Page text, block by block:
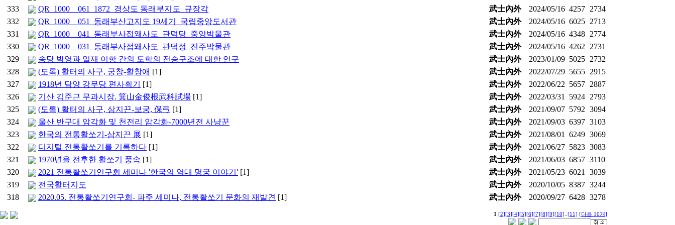
333
QR_1000__061_1872_경상도 동래부지도_규장각 武士內外 2024/05/16 4257
2734
332
QR_1000__051_동래부산고지도 19세기_국립중앙도서관 武士內外 2024/05/16 6025
2713
331
QR_1000__041_동래부사접왜사도_관덕당_중앙박물관 武士內外 2024/05/16 4348
2774
330
QR_1000__031_동래부사접왜사도_관덕정_진주박물관 武士內外 2024/05/16 4262
2731
329
송당 박영과 일재 이항 간의 도학의 전승구조에 대한 연구 武士內外 2023/01/09 5025
2732
328
(도록) 활터의 사구, 궁창-활창애 [1] 武士內外 2022/07/29 5655
2915
327
1918년 담양 강무당 편사획기 [1] 武士內外 2022/06/22 5657
2887
326
기산 김준근 무과시장. 箕山金俊根武科試場 [1] 武士內外 2022/03/31 5924
2793
325
(도록) 활터의 사구, 삼지끈-보궁, 保弓 [1] 武士內外 2021/09/07 5792 3094
324
울산 반구대 암각화 및 천전리 암각화-7000년전 사냥꾼 武士內外 2021/09/03 6397 3103
323
한국의 전통활쏘기-삼지끈 展 [1] 武士內外 2021/08/01 6249 3069
322
디지털 전통활쏘기를 기록하다 [1] 武士內外 2021/06/27 5823 3083
321
1970년을 전후한 활쏘기 풍속 [1] 武士內外 2021/06/03 6857 3110
320
2021 전통활쏘기연구회 세미나 '한국의 역대 명궁 이야기' [1] 武士內外 2021/05/23 6021
3039
319
전국활터지도 武士內外 2020/10/05 8387 3244
318
2020.05. 전통활쏘기연구회- 파주 세미나, 전통활쏘기 문화의 재발견 [1] 武士內外 2020/09/27 6428 3278
1 [2] [3] [4] [5] [6] [7] [8] [9] [10] [11] [다음 10개]